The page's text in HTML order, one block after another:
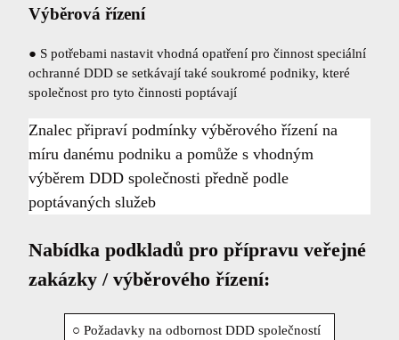
Výběrová řízení
● S potřebami nastavit vhodná opatření pro činnost speciální
ochranné DDD se setkávají také soukromé podniky, které
společnost pro tyto činnosti poptávají
Znalec připraví podmínky výběrového řízení na
míru danému podniku a pomůže s vhodným
výběrem DDD společnosti předně podle
poptávaných služeb
Nabídka podkladů pro přípravu veřejné
zakázky / výběrového řízení:
○ Požadavky na odbornost DDD společností